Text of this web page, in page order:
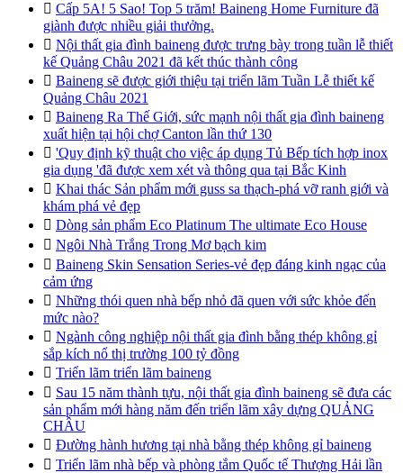
 Cấp 5A! 5 Sao! Top 5 trăm! Baineng Home Furniture đã
giành được nhiều giải thưởng.
 Nội thất gia đình baineng được trưng bày trong tuần lễ thiết
kế Quảng Châu 2021 đã kết thúc thành công
 Baineng sẽ được giới thiệu tại triển lãm Tuần Lễ thiết kế
Quảng Châu 2021
 Baineng Ra Thế Giới, sức mạnh nội thất gia đình baineng
xuất hiện tại hội chợ Canton lần thứ 130
 'Quy định kỹ thuật cho việc áp dụng Tủ Bếp tích hợp inox
gia dụng 'đã được xem xét và thông qua tại Bắc Kinh
 Khai thác Sản phẩm mới guss sa thạch-phá vỡ ranh giới và
khám phá vẻ đẹp
 Dòng sản phẩm Eco Platinum The ultimate Eco House
 Ngôi Nhà Trắng Trong Mơ bạch kim
 Baineng Skin Sensation Series-vẻ đẹp đáng kinh ngạc của
cảm ứng
 Những thói quen nhà bếp nhỏ đã quen với sức khỏe đến
mức nào?
 Ngành công nghiệp nội thất gia đình bằng thép không gỉ
sắp kích nổ thị trường 100 tỷ đồng
 Triển lãm triển lãm baineng
 Sau 15 năm thành tựu, nội thất gia đình baineng sẽ đưa các
sản phẩm mới hàng năm đến triển lãm xây dựng QUẢNG
CHÂU
 Đường hành hương tại nhà bằng thép không gỉ baineng
 Triển lãm nhà bếp và phòng tắm Quốc tế Thượng Hải lần